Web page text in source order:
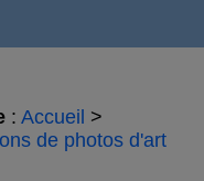
:Accueil >
de photos d'art